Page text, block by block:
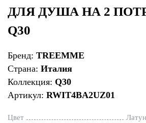
ДЛЯ ДУША НА 2
Q30
Бренд: TREEMME
Страна: Италия
Коллекция: Q30
Артикул: RWIT4BA2UZ01
Цвет